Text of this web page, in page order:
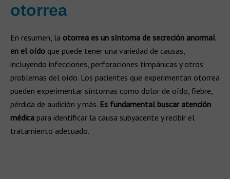
otorrea
En resumen, la otorrea es un síntoma de secreción anormal
en el oído que puede tener una variedad de causas,
incluyendo infecciones, perforaciones timpánicas y otros
problemas del oído. Los pacientes que experimentan otorrea
pueden experimentar síntomas como dolor de oído, fiebre,
pérdida de audición y más. Es fundamental buscar atención
médica para identificar la causa subyacente y recibir el
tratamiento adecuado.